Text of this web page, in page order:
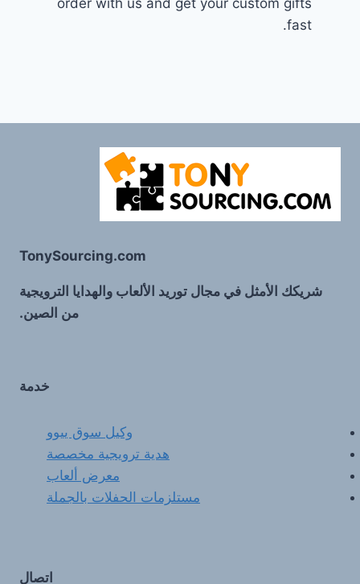
order with us and get your custom gifts
fast.
TonySourcing.com
شريكك الأمثل في مجال توريد الألعاب والهدايا الترويجية
من الصين.
خدمة
وكيل سوق ييوو
هدية ترويجية مخصصة
معرض ألعاب
مستلزمات الحفلات بالجملة
اتصال